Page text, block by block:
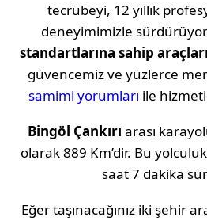
tecrübeyi, 12 yıllık
deneyimimizle
standartlarına sahip
güvencemiz ve yüzlerce
samimi yorumları ile
Bingöl Çankırı arası
olarak889 Km’dir. Bu
saat 7 dakika
Eğer taşınacağınız iki şehir